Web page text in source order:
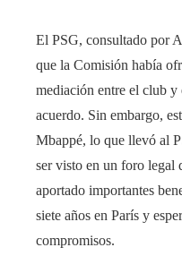
El PSG, consultado por
que la Comisión había
mediación entre el club y
acuerdo. Sin embargo,
Mbappé, lo que llevó al
ser visto en un foro legal
aportado importantes
siete años en París y
compromisos.